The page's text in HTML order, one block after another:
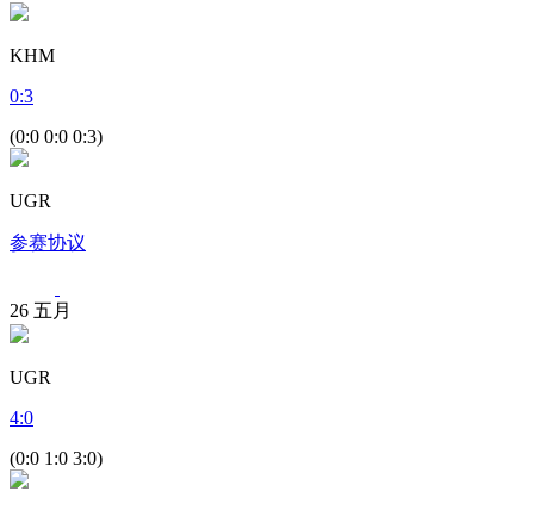
KHM
0:3
(0:0 0:0 0:3)
UGR
参赛协议
26 五月
UGR
4:0
(0:0 1:0 3:0)